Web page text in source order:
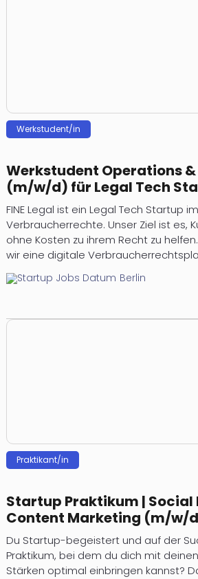
Werkstudent/in
Werkstudent Operations
(m/w/d) für Legal Tech
FINE Legal ist ein Legal Tech Startup
Verbraucherrechte. Unser Ziel ist es,
ohne Kosten zu ihrem Recht zu
wir eine digitale
Berlin
Prak­ti­kan­t/in
Startup Praktikum | Social
Content Marketing (m/w/d)
Du Startup-begeistert und auf der
Praktikum, bei dem du dich mit
Stärken optimal einbringen kannst?